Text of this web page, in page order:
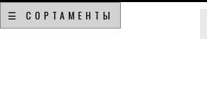
☰ СОРТАМЕНТЫ